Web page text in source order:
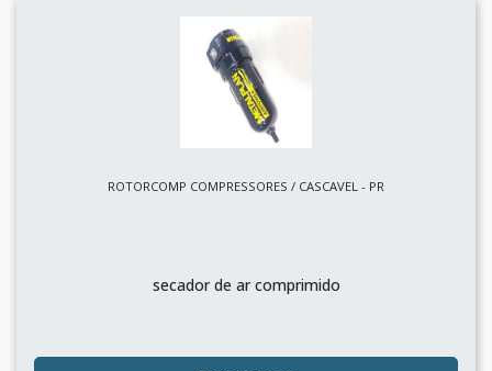
ROTORCOMP COMPRESSORES / CASCAVEL - PR
secador de ar comprimido